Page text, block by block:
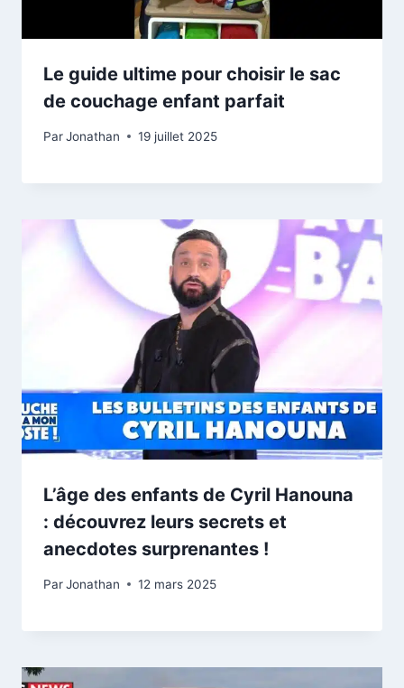
Le guide ultime pour choisir le sac
de couchage enfant parfait
ParJonathan 19 juillet 2025
L’âge des enfants de Cyril Hanouna
: découvrez leurs secrets et
anecdotes surprenantes !
ParJonathan 12 mars 2025